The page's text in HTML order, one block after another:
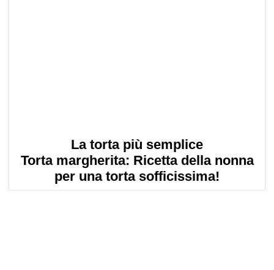
La torta più semplice
Torta margherita: Ricetta della nonna
per una torta sofficissima!